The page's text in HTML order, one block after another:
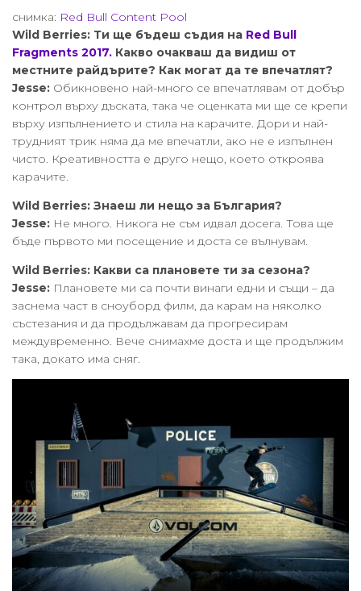
снимка: Red Bull Content Pool
Wild Berries: Ти ще бъдеш съдия на Red Bull
Fragments 2017. Какво очакваш да видиш от
местните райдърите? Как могат да те впечатлят?
Jesse: Обикновено най-много се впечатлявам от добър
контрол върху дъската, така че оценката ми ще се крепи
върху изпълнението и стила на карачите. Дори и най-
трудният трик няма да ме впечатли, ако не е изпълнен
чисто. Креативността е друго нещо, което откроява
карачите.
Wild Berries: Знаеш ли нещо за България?
Jesse: Не много. Никога не съм идвал досега. Това ще
бъде първото ми посещение и доста се вълнувам.
Wild Berries: Какви са плановете ти за сезона?
Jesse: Плановете ми са почти винаги едни и същи – да
заснема част в сноуборд филм, да карам на няколко
състезания и да продължавам да прогресирам
междувременно. Вече снимахме доста и ще продължим
така, докато има сняг.